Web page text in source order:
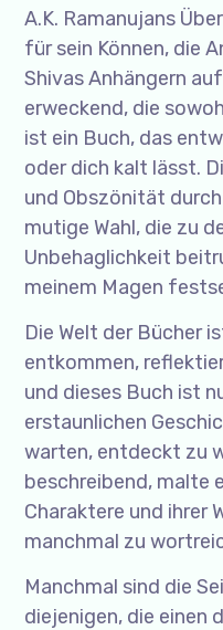
A.K. Ramanujans
für sein Können, die
Shivas Anhängern
erweckend, die
ist ein Buch, das
oder dich kalt lässt.
und Obszönität
mutige Wahl, die zu
Unbehaglichkeit
meinem Magen
Die Welt der Bücher
entkommen,
und dieses Buch ist
erstaunlichen
warten, entdeckt zu
beschreibend, malte
Charaktere und ihrer
manchmal zu
Manchmal sind die
diejenigen, die einen